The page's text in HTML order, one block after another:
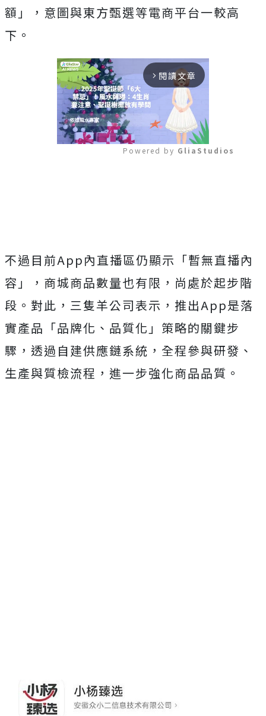
額」，意圖與東方甄選等電商平台一較高
下。
arrow_forward_ios 閱讀文章
Powered by GliaStudios
不過目前App內直播區仍顯示「暫無直播內
容」，商城商品數量也有限，尚處於起步階
段。對此，三隻羊公司表示，推出App是落
實產品「品牌化、品質化」策略的關鍵步
驟，透過自建供應鏈系統，全程參與研發、
生產與質檢流程，進一步強化商品品質。